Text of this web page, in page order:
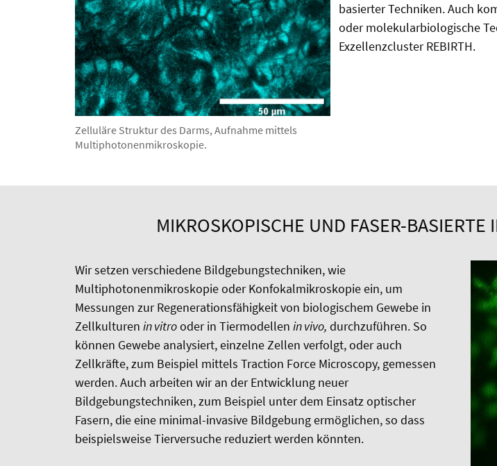
Zelluläre Struktur des Darms, Aufnahme mittels
Multiphotonenmikroskopie.
basierter Techniken. Auch
oder molekularbiologische
Exzellenzcluster REBIRTH.
MIKROSKOPISCHE UND FASER-
Wir setzen verschiedene Bildgebungstechniken, wie
Multiphotonenmikroskopie oder Konfokalmikroskopie ein, um
Messungen zur Regenerationsfähigkeit von biologischem Gewebe in
Zellkulturen in vitrooder in Tiermodellen in vivo, durchzuführen. So
können Gewebe analysiert, einzelne Zellen verfolgt, oder auch
Zellkräfte, zum Beispiel mittels Traction Force Microscopy, gemessen
werden. Auch arbeiten wir an der Entwicklung neuer
Bildgebungstechniken, zum Beispiel unter dem Einsatz optischer
Fasern, die eine minimal-invasive Bildgebung ermöglichen, so dass
beispielsweise Tierversuche reduziert werden könnten.